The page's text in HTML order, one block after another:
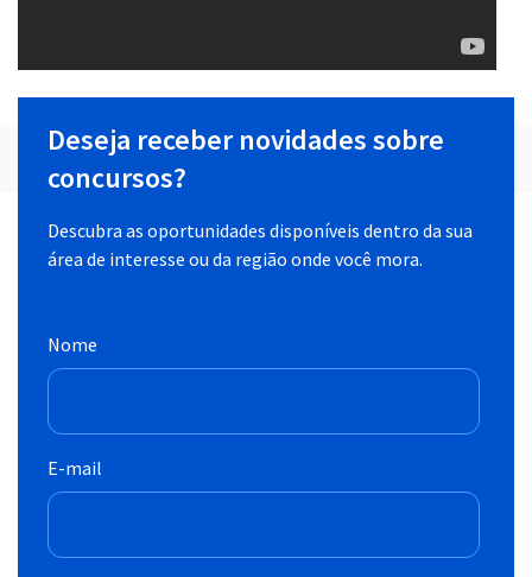
Deseja receber novidades sobre
concursos?
Descubra as oportunidades disponíveis dentro da sua
área de interesse ou da região onde você mora.
Nome
E-mail